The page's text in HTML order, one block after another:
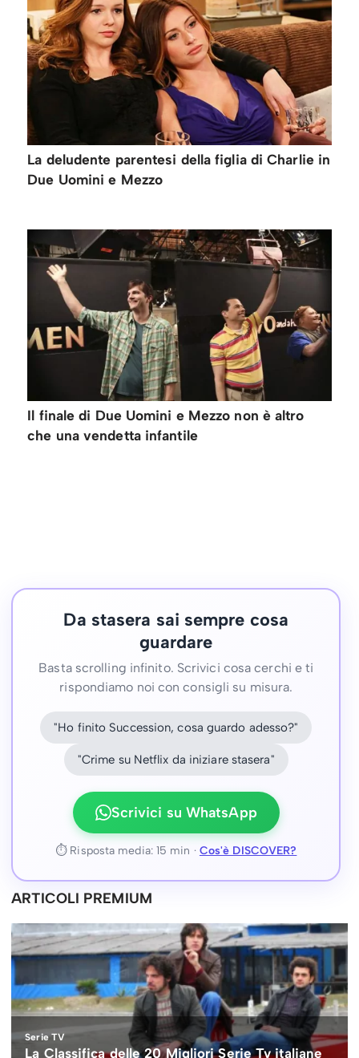
La deludente parentesi della figlia di Charlie in
Due Uomini e Mezzo
Il finale di Due Uomini e Mezzo non è altro
che una vendetta infantile
Da stasera sai sempre cosa
guardare
Basta scrolling infinito. Scrivici cosa cerchi e ti
rispondiamo noi con consigli su misura.
"Ho finito Succession, cosa guardo adesso?"
"Crime su Netflix da iniziare stasera"
Scrivici su WhatsApp
⏱ Risposta media: 15 min · Cos'è DISCOVER?
ARTICOLI PREMIUM